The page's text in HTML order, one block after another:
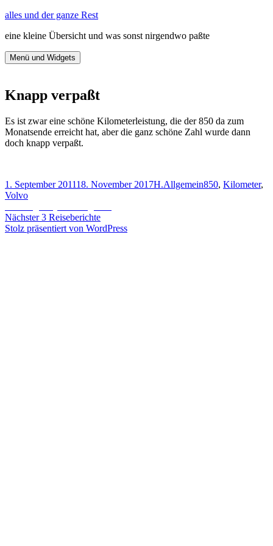
Zum
springen
alles und der ganze Rest
eine kleine Übersicht und was sonst nirgendwo paßte
Menü und Widgets
Knapp verpaßt
Es ist zwar eine schöne Kilometerleistung, die der 850 da zum
Monatsende erreicht hat, aber die ganz schöne Zahl wurde dann
doch knapp verpaßt.
Veröffentlicht
am
1. September 201118. November 2017Autor
H.Kategorien
AllgemeinSchlagwörter
850, Kilometer,
Volvo
Beitragsnavigation
Beitrag:
Nächster Nächster
Beitrag:
3 Reiseberichte
Stolz präsentiert von WordPress